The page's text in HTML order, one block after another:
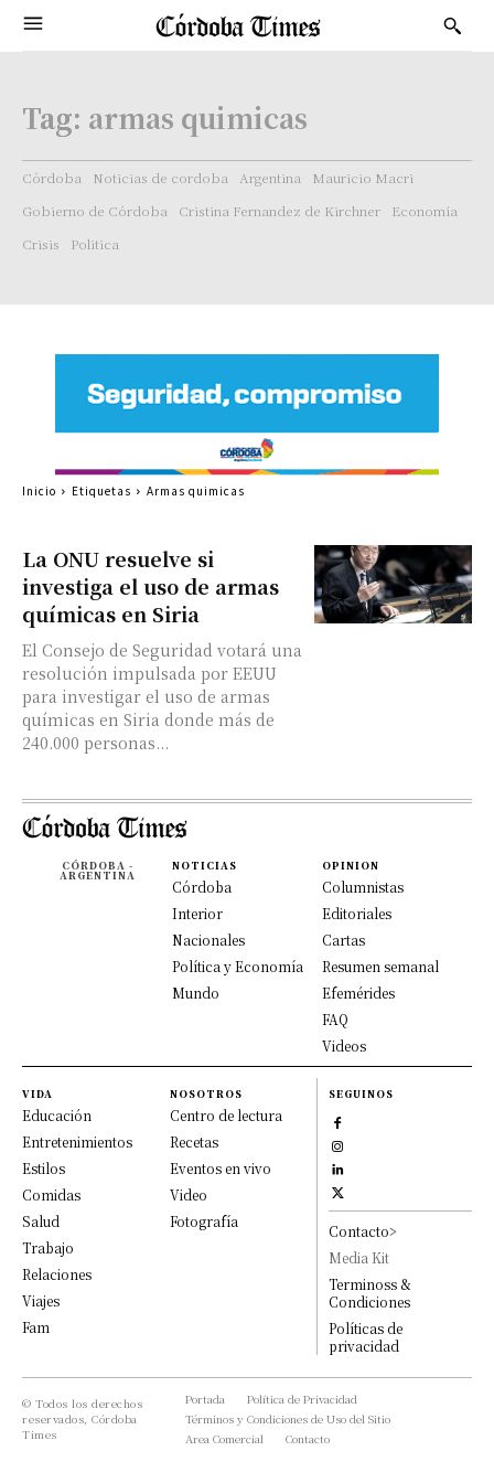
Tag: armas quimicas
Córdoba Noticias de cordoba Argentina
Mauricio Macri
Gobierno de Córdoba
Cristina Fernandez de Kirchner
Economía
Crisis
Politica
La ONU resuelve si
investiga el uso de armas
químicas en Siria
El Consejo de Seguridad votará una
resolución impulsada por EEUU
para investigar el uso de armas
químicas en Siria donde más de
240.000 personas...
Inicio Etiquetas Armas quimicas
CÓRDOBA -
ARGENTINA
NOTICIAS
Córdoba
Interior
Nacionales
Política y Economía
Mundo
OPINION
Columnistas
Editoriales
Cartas
Resumen semanal
Efemérides
FAQ
Videos
VIDA
Educación
Entretenimientos
Estilos
Comidas
Salud
Trabajo
Relaciones
Viajes
Fam
NOSOTROS
Centro de lectura
Recetas
Eventos en vivo
Video
Fotografía
SEGUINOS
Contacto>
Media Kit
Terminoss &
Condiciones
Políticas de
privacidad
© Todos los derechos
reservados, Córdoba
Times
Portada
Política de Privacidad
Términos y Condiciones de Uso del Sitio
Area Comercial
Contacto